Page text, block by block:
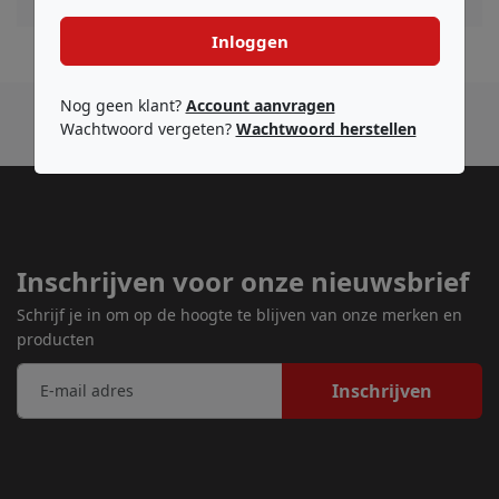
Inschrijven voor onze nieuwsbrief
Schrijf je in om op de hoogte te blijven van onze merken en
producten
Inschrijven
Inloggen
Nog geen klant? Account aanvragen
Wachtwoord vergeten? Wachtwoord herstellen